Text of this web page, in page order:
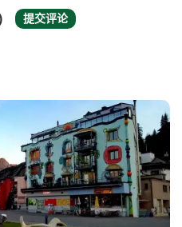
提交评论